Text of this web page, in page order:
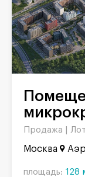
Помещение под
Продажа |
Москва
площадь: 128